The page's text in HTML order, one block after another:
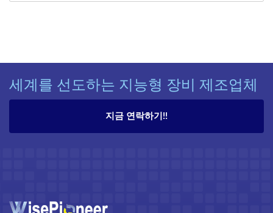
세계를 선도하는 지능형 장비 제조업체
지금 연락하기!!